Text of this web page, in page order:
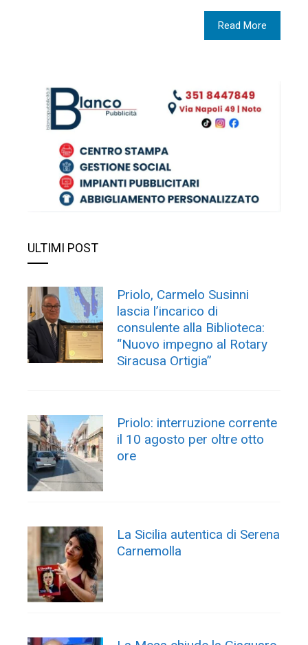
Read More
ULTIMI POST
Priolo, Carmelo Susinni
lascia l’incarico di
consulente alla Biblioteca:
“Nuovo impegno al Rotary
Siracusa Ortigia”
Priolo: interruzione corrente
il 10 agosto per oltre otto
ore
La Sicilia autentica di Serena
Carnemolla